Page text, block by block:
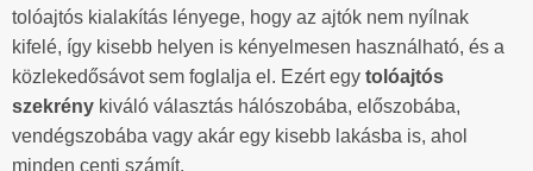
tolóajtós kialakítás lényege, hogy az ajtók nem nyílnak
kifelé, így kisebb helyen is kényelmesen használható, és a
közlekedősávot sem foglalja el. Ezért egy tolóajtós
szekrény kiváló választás hálószobába, előszobába,
vendégszobába vagy akár egy kisebb lakásba is, ahol
minden centi számít.